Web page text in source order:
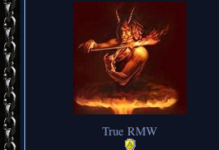
True RMW